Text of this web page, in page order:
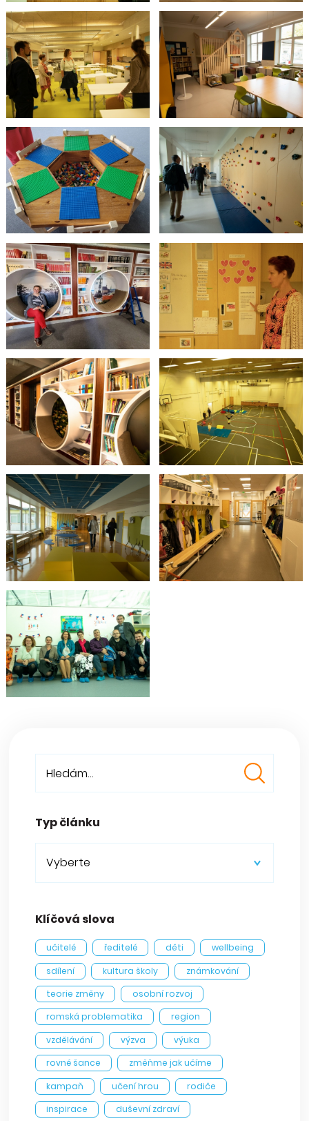
Typ článku
Vyberte
Klíčová slova
učitelé ředitelé děti
wellbeing
sdílení
kultura školy
známkování
teorie změny
osobní rozvoj
romská problematika
region
vzdělávání
výzva
výuka
rovné šance
změňme jak učíme
kampaň
učení hrou
rodiče
inspirace
duševní zdraví